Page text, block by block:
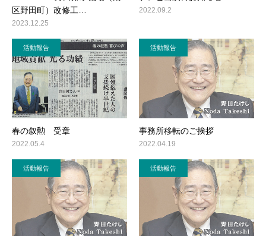
区野田町）改修工…
2023.12.25
2022.09.2
活動報告
春の叙勲 受章
2022.05.4
活動報告
事務所移転のご挨拶
2022.04.19
活動報告 活動報告